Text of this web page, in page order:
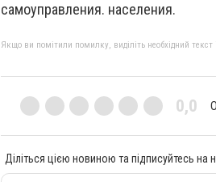
самоуправления. населения.
Якщо ви помітили помилку, виділіть необхідний
0,0
Діліться цією новиною та підписуйтесь на